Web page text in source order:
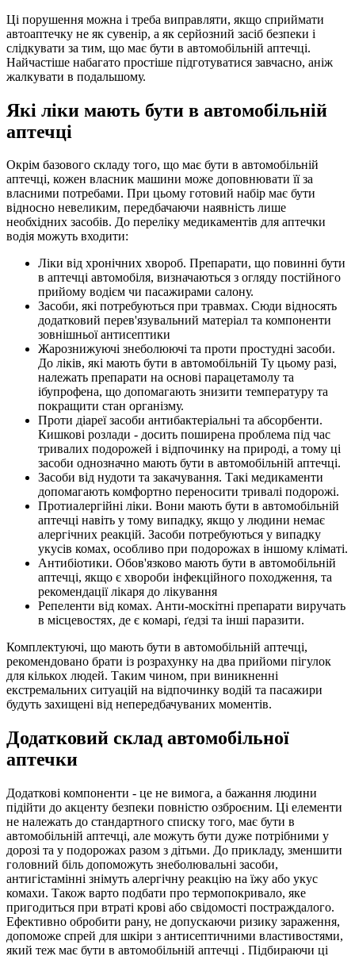
Ці порушення можна і треба виправляти, якщо сприймати
автоаптечку не як сувенір, а як серйозний засіб безпеки і
слідкувати за тим, що має бути в автомобільній аптечці.
Найчастіше набагато простіше підготуватися завчасно, аніж
жалкувати в подальшому.
Які ліки мають бути в автомобільній
аптечці
Окрім базового складу того, що має бути в автомобільній
аптечці, кожен власник машини може доповнювати її за
власними потребами. При цьому готовий набір має бути
відносно невеликим, передбачаючи наявність лише
необхідних засобів. До переліку медикаментів для аптечки
водія можуть входити:
Ліки від хронічних хвороб. Препарати, що повинні бути
в аптечці автомобіля, визначаються з огляду постійного
прийому водієм чи пасажирами салону.
Засоби, які потребуються при травмах. Сюди відносять
додатковий перев'язувальний матеріал та компоненти
зовнішньої антисептики
Жарознижуючі знеболюючі та проти простудні засоби.
До ліків, які мають бути в автомобільній Ту цьому разі,
належать препарати на основі парацетамолу та
ібупрофена, що допомагають знизити температуру та
покращити стан організму.
Проти діареї засоби антибактеріальні та абсорбенти.
Кишкові розлади - досить поширена проблема під час
тривалих подорожей і відпочинку на природі, а тому ці
засоби однозначно мають бути в автомобільній аптечці.
Засоби від нудоти та закачування. Такі медикаменти
допомагають комфортно переносити тривалі подорожі.
Протиалергійні ліки. Вони мають бути в автомобільній
аптечці навіть у тому випадку, якщо у людини немає
алергічних реакцій. Засоби потребуються у випадку
укусів комах, особливо при подорожах в іншому кліматі.
Антибіотики. Обов'язково мають бути в автомобільній
аптечці, якщо є хвороби інфекційного походження, та
рекомендації лікаря до лікування
Репеленти від комах. Анти-москітні препарати виручать
в місцевостях, де є комарі, ґедзі та інші паразити.
Комплектуючі, що мають бути в автомобільній аптечці,
рекомендовано брати із розрахунку на два прийоми пігулок
для кількох людей. Таким чином, при виникненні
екстремальних ситуацій на відпочинку водій та пасажири
будуть захищені від непередбачуваних моментів.
Додатковий склад автомобільної
аптечки
Додаткові компоненти - це не вимога, а бажання людини
підійти до акценту безпеки повністю озброєним. Ці елементи
не належать до стандартного списку того, має бути в
автомобільній аптечці, але можуть бути дуже потрібними у
дорозі та у подорожах разом з дітьми. До прикладу, зменшити
головний біль допоможуть знеболювальні засоби,
антигістамінні знімуть алергічну реакцію на їжу або укус
комахи. Також варто подбати про термопокривало, яке
пригодиться при втраті крові або свідомості постраждалого.
Ефективно обробити рану, не допускаючи ризику зараження,
допоможе спрей для шкіри з антисептичними властивостями,
який теж має бути в автомобільній аптечці . Підбираючи ці